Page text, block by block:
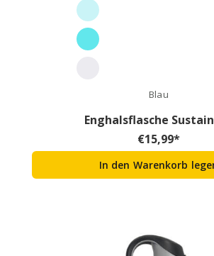
Blau
Enghalsflasche
€15,99*
In den Warenkorb